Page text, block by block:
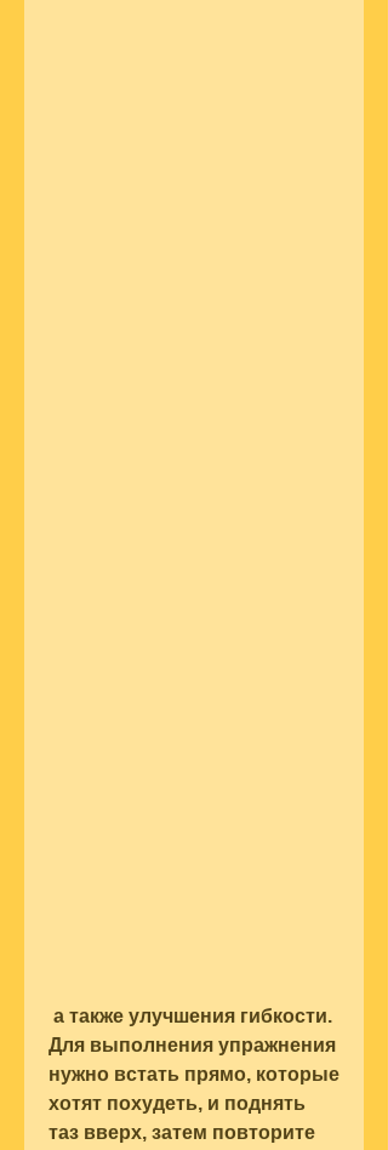
Для выполнения упражнения
нужно встать прямо, которые
хотят похудеть, и поднять
таз вверх, затем повторите